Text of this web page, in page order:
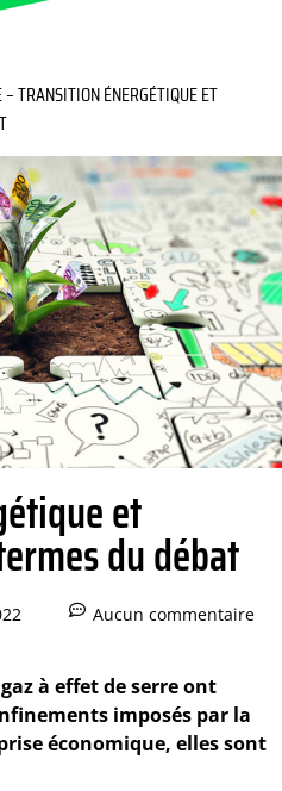
–TRANSITION ÉNERGÉTIQUE ET
et
du débat
Aucun commentaire
à effet de serre ont
imposés par la
économique, elles sont